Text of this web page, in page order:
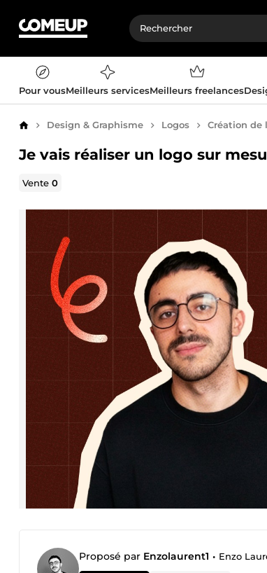
Pour vousMeilleurs servicesMeilleurs freelances
AccueilDesign & Graphisme Logos Création de
Je vais réaliser un logo sur
Vente0
Proposé par Enzolaurent1 • Enzo